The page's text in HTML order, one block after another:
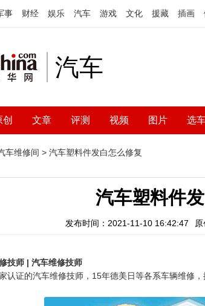
事 财经 娱乐 汽车 游戏 文化 援藏 插画
汽车
创 文章 评测 视频 图片 选
车维修间 > 汽车塑料件发白怎么修复
汽车塑料件
发布时间：2021-11-10 16:42:47 原
技师 | 汽车维修技师